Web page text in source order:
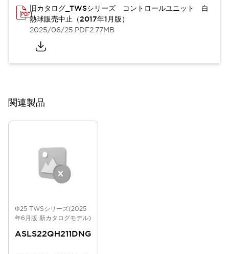
旧カタログ_TWSシリーズ コントロールユニット 白
熱球販売中止（2017年1月版）
2025/06/25.PDF2.77MB
関連製品
Φ25 TWSシリーズ(2025
年6月版 新カタログモデル)
ASLS22QH211DNG